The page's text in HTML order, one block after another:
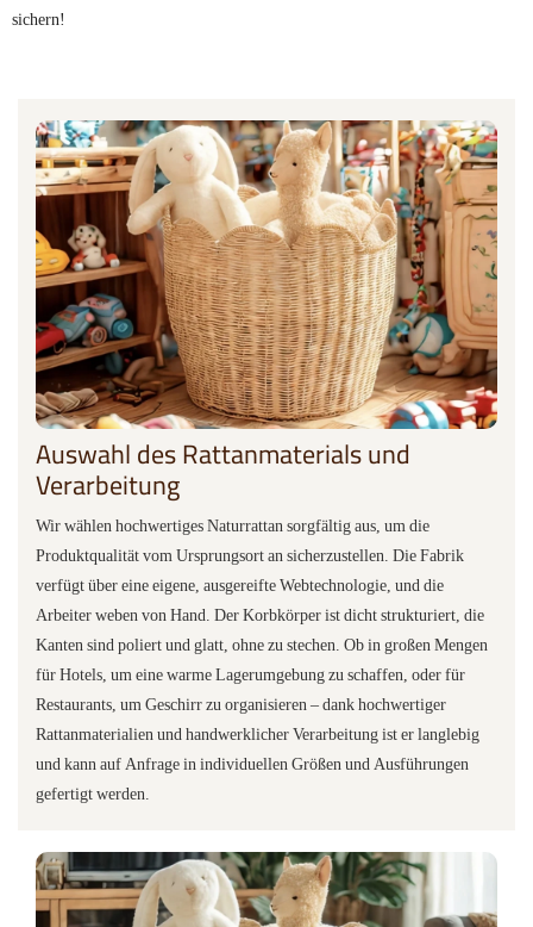
sichern!
Auswahl des Rattanmaterials und
Verarbeitung
Wir wählen hochwertiges Naturrattan sorgfältig aus, um die
Produktqualität vom Ursprungsort an sicherzustellen. Die Fabrik
verfügt über eine eigene, ausgereifte Webtechnologie, und die
Arbeiter weben von Hand. Der Korbkörper ist dicht strukturiert, die
Kanten sind poliert und glatt, ohne zu stechen. Ob in großen Mengen
für Hotels, um eine warme Lagerumgebung zu schaffen, oder für
Restaurants, um Geschirr zu organisieren – dank hochwertiger
Rattanmaterialien und handwerklicher Verarbeitung ist er langlebig
und kann auf Anfrage in individuellen Größen und Ausführungen
gefertigt werden.